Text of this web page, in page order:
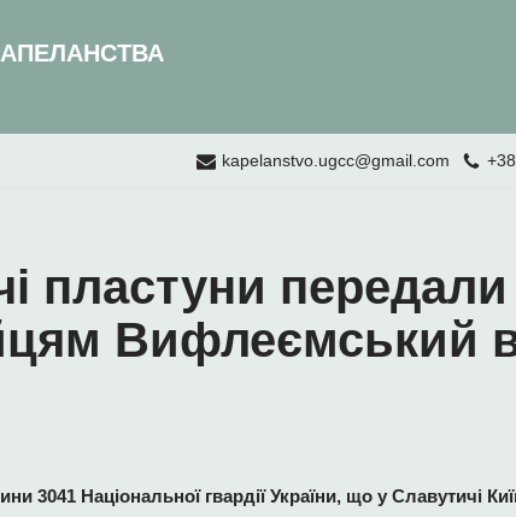
kapelanstvo.ugcc@gmail.com
пластуни передали
Вифлеємський
3041 Національної гвардії України, що у Славутичі